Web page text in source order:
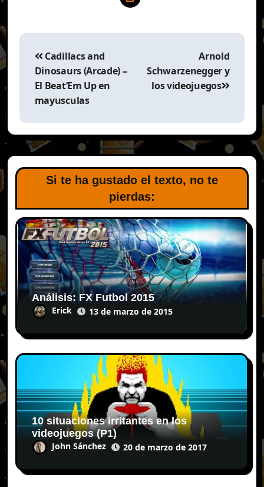
Navegación
entradas
Cadillacs and
Dinosaurs (Arcade) –
El Beat’Em Up en
mayusculas
Arnold
Schwarzenegger y
los videojuegos
Si te ha gustado el texto, no te
pierdas:
Análisis: FX Futbol 2015
Erick 13 de marzo de 2015
10 situaciones irritantes en los
videojuegos (P1)
John Sánchez 20 de marzo de 2017